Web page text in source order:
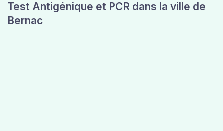
Test Antigénique et PCR dans la ville de
Bernac